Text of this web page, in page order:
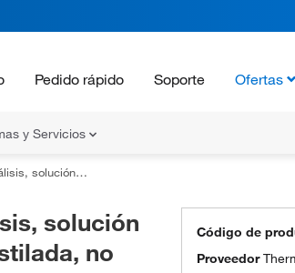
Pedido rápido Soporte Ofertas
y Servicios
Thermo Scientific Chemicals
solución
no
Código de
Proveedor